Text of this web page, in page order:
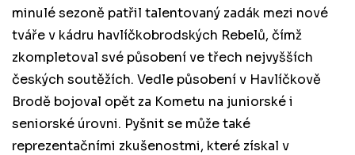
minulé sezoně patřil talentovaný zadák mezi nové
tváře v kádru havlíčkobrodských Rebelů, čímž
zkompletoval své působení ve třech nejvyšších
českých soutěžích. Vedle působení v Havlíčkově
Brodě bojoval opět za Kometu na juniorské i
seniorské úrovni. Pyšnit se může také
reprezentačními zkušenostmi, které získal v